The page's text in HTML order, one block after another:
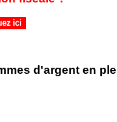
d'argent en